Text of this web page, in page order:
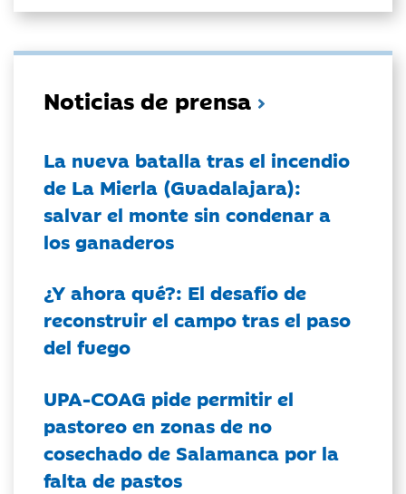
Noticias de prensa
La nueva batalla tras el incendio
de La Mierla (Guadalajara):
salvar el monte sin condenar a
los ganaderos
¿Y ahora qué?: El desafío de
reconstruir el campo tras el paso
del fuego
UPA-COAG pide permitir el
pastoreo en zonas de no
cosechado de Salamanca por la
falta de pastos